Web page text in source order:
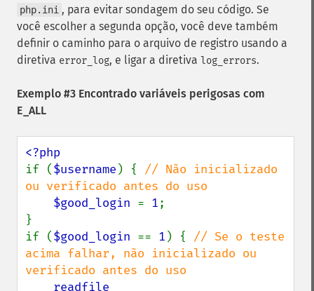
php.ini , para evitar sondagem do seu código. Se
você escolher a segunda opção, você deve também
definir o caminho para o arquivo de registro usando a
diretiva error_log, e ligar a diretiva log_errors.
Exemplo #3 Encontrado variáveis perigosas com
E_ALL
if ($username ) { // Não inicializado
ou verificado antes do uso
$good_login = 1;
}
if ($good_login == 1 ) { // Se o teste
acima falhar, não inicializado ou
verificado antes do uso